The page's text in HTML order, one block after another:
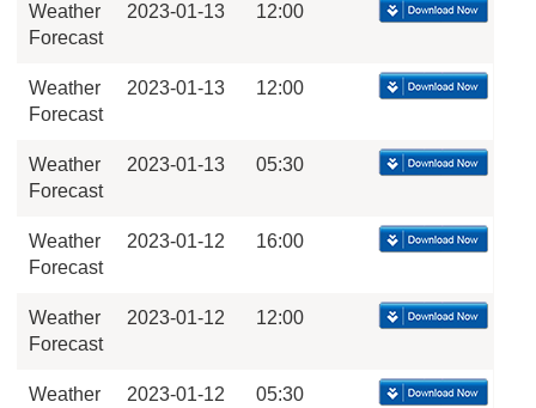
Weather
Forecast
2023-01-13 12:00
Weather
Forecast
2023-01-13 12:00
Weather
Forecast
2023-01-13 05:30
Weather
Forecast
2023-01-12 16:00
Weather
Forecast
2023-01-12 12:00
Weather
2023-01-12 05:30